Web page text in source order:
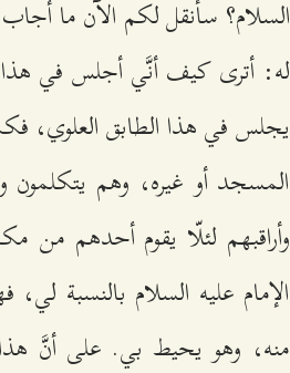
السلام؟ سأنقل لكم الآن ما
له: أترى كيف أنَّي أجلس في هذا
يجلس في هذا الطابق العلوي،
المسجد أو غيره، وهم يتكلمون
وأراقبهم لئلّا يقوم أحدهم من
الإمام عليه السلام بالنسبة
منه، وهو يحيط بي. على أنَّ